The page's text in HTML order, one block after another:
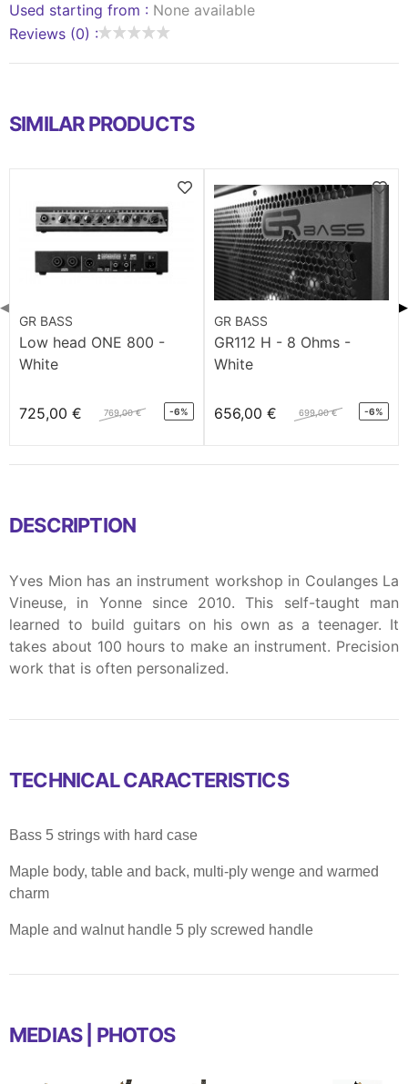
Used starting from : None available
Reviews (0) :
SIMILAR PRODUCTS
GR BASS
Low head ONE 800 -
White
725,00 € 769,00 € -6%
GR BASS
GR112 H - 8 Ohms -
White
656,00 € 699,00 € -6%
◀ ▶
DESCRIPTION
Yves Mion has an instrument workshop in Coulanges La
Vineuse, in Yonne since 2010. This self-taught man
learned to build guitars on his own as a teenager. It
takes about 100 hours to make an instrument. Precision
work that is often personalized.
TECHNICAL CARACTERISTICS
Bass 5 strings with hard case
Maple body, table and back, multi-ply wenge and warmed
charm
Maple and walnut handle 5 ply screwed handle
MEDIAS | PHOTOS